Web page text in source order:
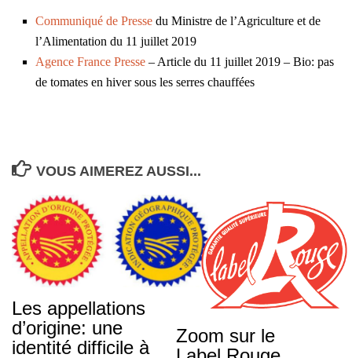
Communiqué de Presse du Ministre de l’Agriculture et de
l’Alimentation du 11 juillet 2019
Agence France Presse – Article du 11 juillet 2019 – Bio: pas
de tomates en hiver sous les serres chauffées
VOUS AIMEREZ AUSSI...
Les appellations
d’origine: une
identité difficile à
Zoom sur le